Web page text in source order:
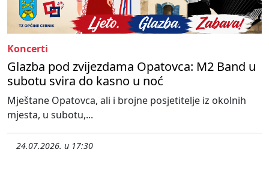
Koncerti
Glazba pod zvijezdama Opatovca: M2 Band u
subotu svira do kasno u noć
Mještane Opatovca, ali i brojne posjetitelje iz okolnih
mjesta, u subotu,...
24.07.2026. u 17:30